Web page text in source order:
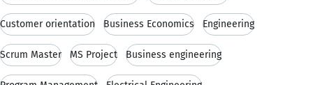
Customer orientation Business Economics Engineering
Scrum Master MS Project Business engineering